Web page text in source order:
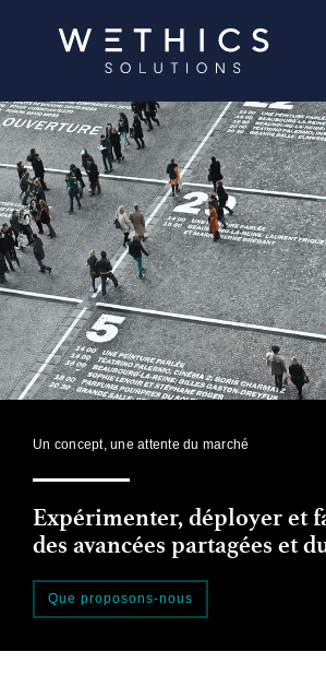
Un concept, une attente du marché
Expérimenter, déployer et
des avancées partagées et
Que proposons-nous